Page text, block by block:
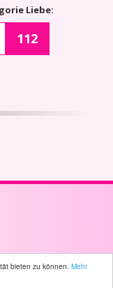
bieten zu können. Mehr
Liebe:
112
-4412 user(s)